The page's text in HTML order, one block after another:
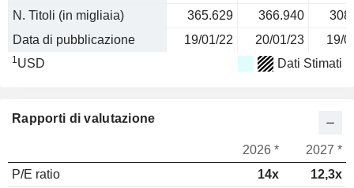
N. Titoli (in migliaia) 365.629 366.940
Data di pubblicazione
19/01/22 20/01/23 19/
1USD Dati Stimati
Rapporti di valutazione
2026 *
2027 *
P/E ratio
14x 12,3x